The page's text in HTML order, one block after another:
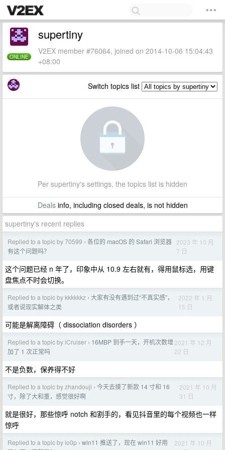
ONLINE
supertiny
V2EX member #76064, joined on 2014-10-06 15:04:43
+08:00
Switch topics list
Per supertiny's settings, the topics list is hidden
Dealsinfo, including closed deals, is not hidden
supertiny's recent replies
Replied to a topic by 70599 › 各位的 macOS 的 Safari 浏览器
有这个问题吗？
2023 年 10 月
7 日
这个问题已经 n 年了，印象中从 10.9 左右就有，得用鼠标选，用键
盘焦点不时会切换。
Replied to a topic by kkkkkkz › 大家有没有遇到过“不真实感”，
或者说现实解体之类
2022 年 1 月
15 日
可能是解离障碍（ dissociation disorders ）
Replied to a topic by iCruiser › 16MBP 到手一天，开机次数增
加了 1 次正常吗
2021 年 12 月
22 日
不是负数，保养得不好
Replied to a topic by zhandouji › 今天去摸了新款 14 寸和 16
寸，除了大和重，感觉很好啊
2021 年 10 月
31 日
就是很好，那些惊呼 notch 和割手的，看见抖音里的每个视频也一样
惊呼
Replied to a topic by lo0p › win11 推送了，现在 win11 好用
2021 年 10 月